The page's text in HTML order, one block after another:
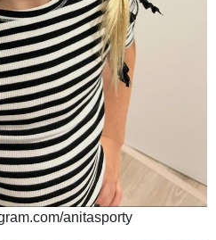
anitasporty